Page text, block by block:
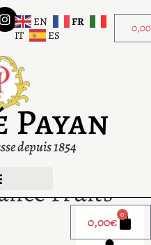
0,00
EN
FR
IT
ES
depuis 1854
0,00€ 0
Fruits